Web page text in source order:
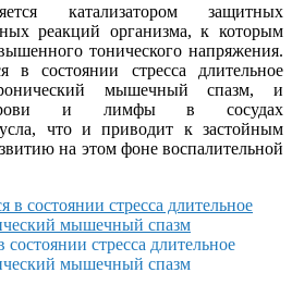
катализатором защитных
реакций организма, к которым
тонического напряжения.
в состоянии стресса длительное
мышечный спазм, и
и лимфы в сосудах
что и приводит к застойным
на этом фоне воспалительной
стресса длительное
мышечный спазм